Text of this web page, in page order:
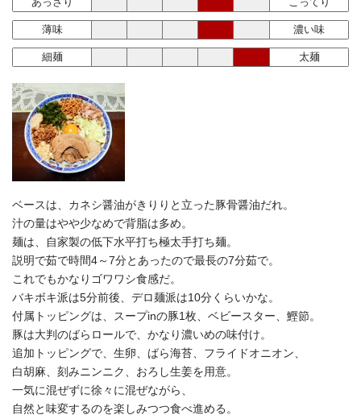
薄味 濃い味
細麺 太麺
ベースは、カネシ醤油がきりりと立った豚骨醤油だれ。
汁の量はやや少なめで背脂は多め。
麺は、自家製の低下水平打ち極太手打ち麺。
説明で茹で時間4～7分とあったので最長の7分茹で。
これでもかなりゴワワシ食感だ。
バキボキ派は5分前後、デロ麺派は10分くらいかな。
付属トッピングは、スープinの豚1枚、ベビースター、鰹節。
豚は大判のばらロールで、かなり濃いめの味付け。
追加トッピングで、生卵、ばら海苔、フライドオニオン、
白胡麻、刻みニンニク、おろし生姜を用意。
一気に混ぜずに徐々に混ぜながら、
自然と味変するのを楽しみつつ食べ進める。